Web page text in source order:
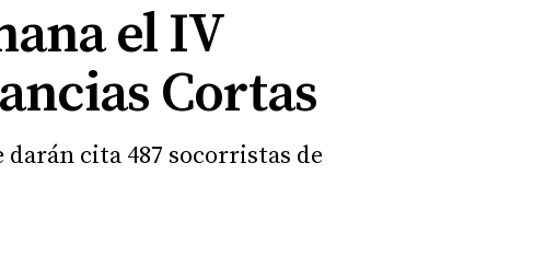
el IV
Cortas
cita 487 socorristas de